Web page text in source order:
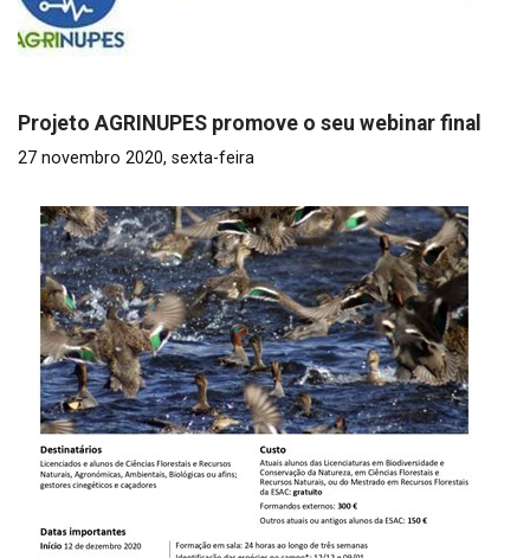
Projeto AGRINUPES promove o seu webinar final
27 novembro 2020, sexta-feira